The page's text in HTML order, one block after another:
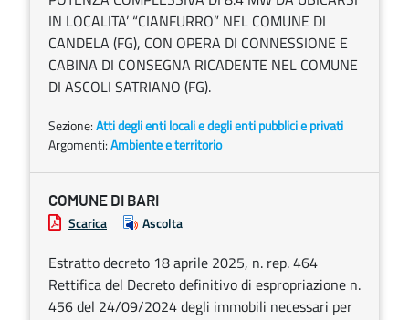
IN LOCALITA’ “CIANFURRO” NEL COMUNE DI
CANDELA (FG), CON OPERA DI CONNESSIONE E
CABINA DI CONSEGNA RICADENTE NEL COMUNE
DI ASCOLI SATRIANO (FG).
Sezione:Atti degli enti locali e degli enti pubblici e privati
Argomenti:Ambiente e territorio
COMUNE DI BARI
Scarica Ascolta
Estratto decreto 18 aprile 2025, n. rep. 464
Rettifica del Decreto definitivo di espropriazione n.
456 del 24/09/2024 degli immobili necessari per